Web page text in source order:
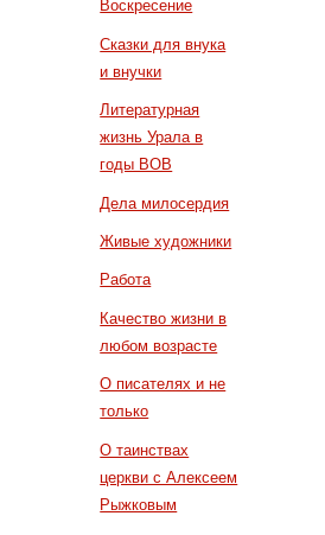
Воскресение
Сказки для внука
и внучки
Литературная
жизнь Урала в
годы ВОВ
Дела милосердия
Живые художники
Работа
Качество жизни в
любом возрасте
О писателях и не
только
О таинствах
церкви с Алексеем
Рыжковым